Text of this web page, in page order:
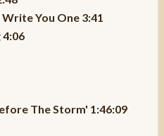
Write You One 3:41
4:06
The Storm' 1:46:09